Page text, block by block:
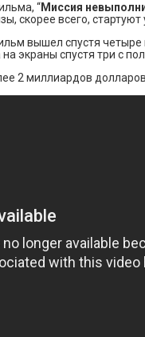
“Миссия
скорее всего,
вышел спустя четыре
экраны спустя три с
2 миллиардов